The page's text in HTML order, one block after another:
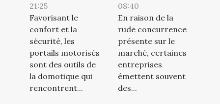
21:25
Favorisant le
confort et la
sécurité, les
portails motorisés
sont des outils de
la domotique qui
rencontrent...
08:40
En raison de la
rude concurrence
présente sur le
marché, certaines
entreprises
émettent souvent
des...